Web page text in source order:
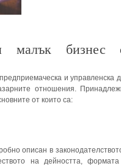
малък бизнес
и управленска
отношения.
от които са:
описан в
на дейността,